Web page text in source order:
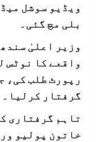
ویڈیو سوشل
بلی مچ گئی۔
وزیر اعلیٰ
واقعے کا نوٹس
رپورٹ طلب کی،
گرفتار کرلیا۔
تاہم گرفتاری
خاتون پولیو